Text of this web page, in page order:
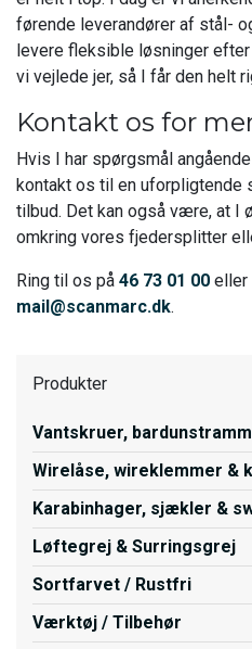
Produkter
Vantskruer,
Wirelåse, wireklemmer &
Karabinhager, sjækler &
Løftegrej & Surringsgrej
Sortfarvet / Rustfri
Værktøj / Tilbehør
førende leverandører af stål-
levere fleksible løsninger
vi vejlede jer, så I får den helt
Kontakt os for
Hvis I har spørgsmål
kontakt os til en uforpligtende
tilbud. Det kan også være, at I
omkring vores fjedersplitter
Ring til os på 46 73 01 00 eller
mail@scanmarc.dk.